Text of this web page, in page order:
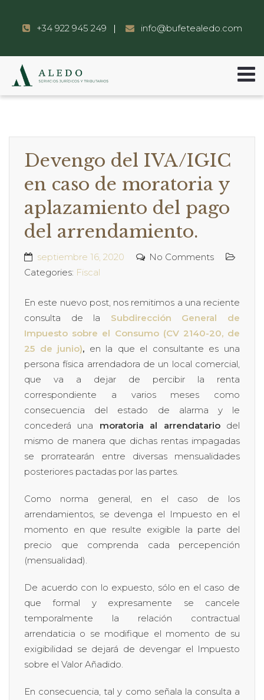
+34 922 945 249 info@bufetealedo.com
Devengo del IVA/IGIC
en caso de moratoria y
aplazamiento del pago
del arrendamiento.
septiembre 16, 2020
No Comments
Categories: Fiscal
En este nuevo post, nos remitimos a una reciente
consulta de la Subdirección General de
Impuesto sobre el Consumo (CV 2140-20, de
25 de junio), en la que el consultante es una
persona física arrendadora de un local comercial,
que va a dejar de percibir la renta
correspondiente a varios meses como
consecuencia del estado de alarma y le
concederá una moratoria al arrendatario del
mismo de manera que dichas rentas impagadas
se prorratearán entre diversas mensualidades
posteriores pactadas por las partes.
Como norma general, en el caso de los
arrendamientos, se devenga el Impuesto en el
momento en que resulte exigible la parte del
precio que comprenda cada percepención
(mensualidad).
De acuerdo con lo expuesto, sólo en el caso de
que formal y expresamente se cancele
temporalmente la relación contractual
arrendaticia o se modifique el momento de su
exigibilidad se dejará de devengar el Impuesto
sobre el Valor Añadido.
En consecuencia, tal y como señala la consulta a